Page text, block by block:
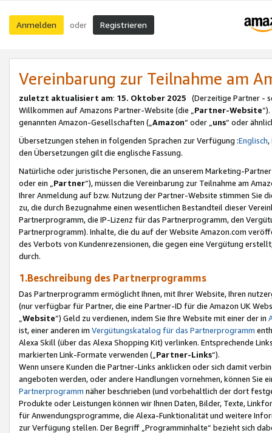
Anmelden oder Registrieren
Vereinbarung zur Teilnahme am
zuletzt aktualisiert am: 15. Oktober 2025 (Derzeitige Partner -
Willkommen auf Amazons Partner-Website (die „Partner-Website
genannten Amazon-Gesellschaften („Amazon“ oder „uns“ oder
Übersetzungen stehen in folgenden Sprachen zur Verfügung :Englisch,
den Übersetzungen gilt die englische Fassung.
Natürliche oder juristische Personen, die an unserem Marketing-
oder ein „Partner“), müssen die Vereinbarung zur Teilnahme am
Ihrer Anmeldung auf bzw. Nutzung der Partner-Website stimmen Sie
zu, die durch Bezugnahme einen wesentlichen Bestandteil dieser
Partnerprogramm, die IP-Lizenz für das Partnerprogramm, den
Partnerprogramm). Inhalte, die du auf der Website Amazon.com
des Verbots von Kundenrezensionen, die gegen eine Vergütung
durch.
1.Beschreibung des Partnerprogramms
Das Partnerprogramm ermöglicht Ihnen, mit Ihrer Website, Ihren
(nur verfügbar für Partner, die eine Partner-ID für die Amazon UK
Website“) Geld zu verdienen, indem Sie Ihre Website mit einer der in
ist, einer anderen im Vergütungskatalog für das Partnerprogramm
Alexa Skill (über das Alexa Shopping Kit) verlinken. Entsprechende
markierten Link-Formate verwenden („ Partner-Links“).
Wenn unsere Kunden die Partner-Links anklicken oder sich damit
angeboten werden, oder andere Handlungen vornehmen, können Sie
Partnerprogramm näher beschrieben (und vorbehaltlich der dort
Produkte oder Leistungen können wir Ihnen Daten, Bilder, Texte,
für Anwendungsprogramme, die Alexa-Funktionalität und weitere
zur Verfügung stellen. Der Begriff „Programminhalte“ bezieht sich